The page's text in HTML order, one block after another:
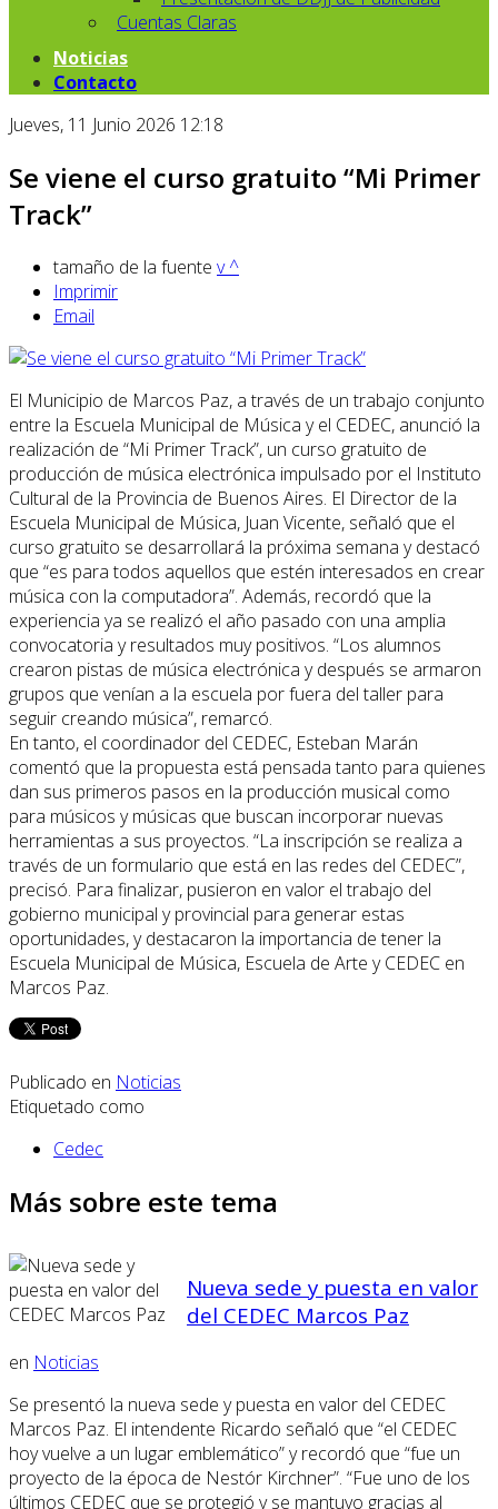
Cuentas Claras
Noticias
Contacto
Jueves, 11 Junio 2026 12:18
Se viene el curso gratuito “Mi Primer
Track”
tamaño de la fuente v^
Imprimir
Email
El Municipio de Marcos Paz, a través de un trabajo conjunto
entre la Escuela Municipal de Música y el CEDEC, anunció la
realización de “Mi Primer Track”, un curso gratuito de
producción de música electrónica impulsado por el Instituto
Cultural de la Provincia de Buenos Aires. El Director de la
Escuela Municipal de Música, Juan Vicente, señaló que el
curso gratuito se desarrollará la próxima semana y destacó
que “es para todos aquellos que estén interesados en crear
música con la computadora”. Además, recordó que la
experiencia ya se realizó el año pasado con una amplia
convocatoria y resultados muy positivos. “Los alumnos
crearon pistas de música electrónica y después se armaron
grupos que venían a la escuela por fuera del taller para
seguir creando música”, remarcó.
En tanto, el coordinador del CEDEC, Esteban Marán
comentó que la propuesta está pensada tanto para quienes
dan sus primeros pasos en la producción musical como
para músicos y músicas que buscan incorporar nuevas
herramientas a sus proyectos. “La inscripción se realiza a
través de un formulario que está en las redes del CEDEC”,
precisó. Para finalizar, pusieron en valor el trabajo del
gobierno municipal y provincial para generar estas
oportunidades, y destacaron la importancia de tener la
Escuela Municipal de Música, Escuela de Arte y CEDEC en
Marcos Paz.
Publicado en Noticias
Etiquetado como
Cedec
Más sobre este tema
Nueva sede y puesta en valor
del CEDEC Marcos Paz
en Noticias
Se presentó la nueva sede y puesta en valor del CEDEC
Marcos Paz. El intendente Ricardo señaló que “el CEDEC
hoy vuelve a un lugar emblemático” y recordó que “fue un
proyecto de la época de Nestór Kirchner”. “Fue uno de los
últimos CEDEC que se protegió y se mantuvo gracias al